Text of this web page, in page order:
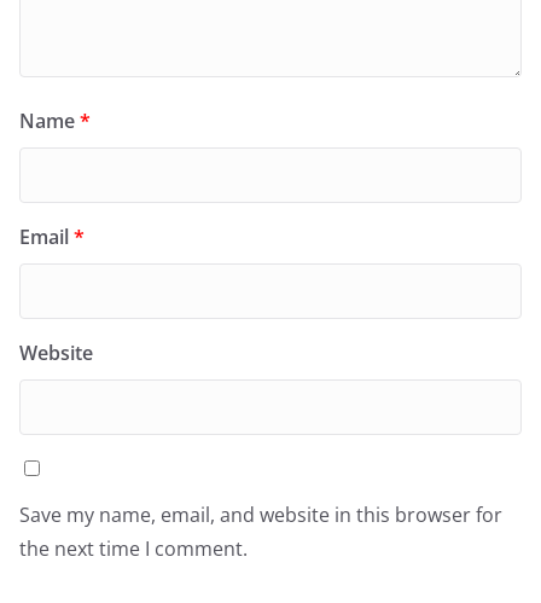
Name*
Email*
Website
Save my name, email, and website in this browser for
the next time I comment.